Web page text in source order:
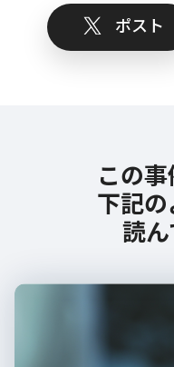
ポスト
この
下記
読ん